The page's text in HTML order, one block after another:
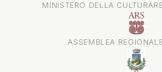
MINISTERO DELLA CULTURA
ASSEMBLEA